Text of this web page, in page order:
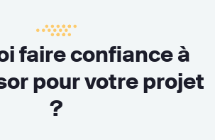
faire confiance à
pour votre projet
?